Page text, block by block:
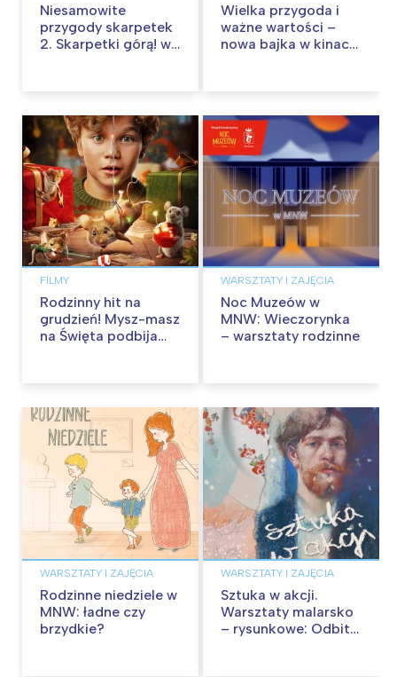
Niesamowite
przygody skarpetek
2. Skarpetki górą! w
Wielka przygoda i
ważne wartości –
nowa bajka w kinach
FILMY
Rodzinny hit na
grudzień! Mysz-masz
na Święta podbija
WARSZTATY I ZAJĘCIA
Noc Muzeów w
MNW: Wieczorynka
– warsztaty rodzinne
WARSZTATY I ZAJĘCIA
Rodzinne niedziele w
MNW: ładne czy
brzydkie?
WARSZTATY I ZAJĘCIA
Sztuka w akcji.
Warsztaty malarsko
– rysunkowe: Odbite